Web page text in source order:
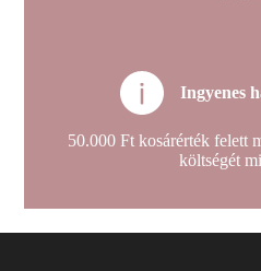
Ingyenes
50.000 Ft kosárérték felett
költségét